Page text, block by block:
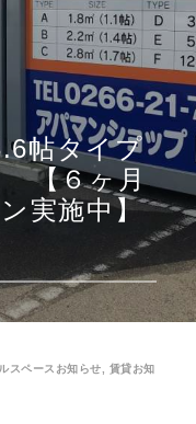
閲覧履歴
帖タイプ
【６ヶ月
実施中】
スペースお知らせ
賃貸お知